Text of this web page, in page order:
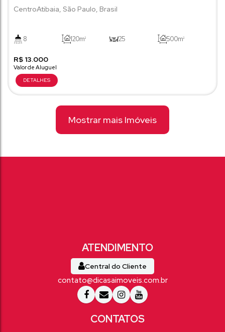
| Totalmente Reformado e Pronto para Uso
R$ 13.000
CentroAtibaia, São Paulo, Brasil
8 120m² 25 500m²
4
Mostrar mais Imóveis
Central do Cliente
contato@dicasaimoveis.com.br